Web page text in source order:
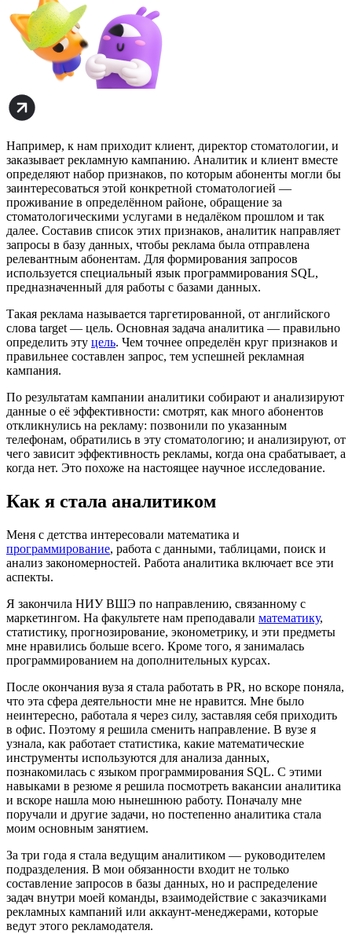
Например, к нам приходит клиент, директор стоматологии, и
заказывает рекламную кампанию. Аналитик и клиент вместе
определяют набор признаков, по которым абоненты могли бы
заинтересоваться этой конкретной стоматологией —
проживание в определённом районе, обращение за
стоматологическими услугами в недалёком прошлом и так
далее. Составив список этих признаков, аналитик направляет
запросы в базу данных, чтобы реклама была отправлена
релевантным абонентам. Для формирования запросов
используется специальный язык программирования SQL,
предназначенный для работы с базами данных.
Такая реклама называется таргетированной, от английского
слова target — цель. Основная задача аналитика — правильно
определить эту цель. Чем точнее определён круг признаков и
правильнее составлен запрос, тем успешней рекламная
кампания.
По результатам кампании аналитики собирают и анализируют
данные о её эффективности: смотрят, как много абонентов
откликнулись на рекламу: позвонили по указанным
телефонам, обратились в эту стоматологию; и анализируют, от
чего зависит эффективность рекламы, когда она срабатывает, а
когда нет. Это похоже на настоящее научное исследование.
Как я стала аналитиком
Меня с детства интересовали математика и
программирование, работа с данными, таблицами, поиск и
анализ закономерностей. Работа аналитика включает все эти
аспекты.
Я закончила НИУ ВШЭ по направлению, связанному с
маркетингом. На факультете нам преподавали математику,
статистику, прогнозирование, эконометрику, и эти предметы
мне нравились больше всего. Кроме того, я занималась
программированием на дополнительных курсах.
После окончания вуза я стала работать в PR, но вскоре поняла,
что эта сфера деятельности мне не нравится. Мне было
неинтересно, работала я через силу, заставляя себя приходить
в офис. Поэтому я решила сменить направление. В вузе я
узнала, как работает статистика, какие математические
инструменты используются для анализа данных,
познакомилась с языком программирования SQL. С этими
навыками в резюме я решила посмотреть вакансии аналитика
и вскоре нашла мою нынешнюю работу. Поначалу мне
поручали и другие задачи, но постепенно аналитика стала
моим основным занятием.
За три года я стала ведущим аналитиком — руководителем
подразделения. В мои обязанности входит не только
составление запросов в базы данных, но и распределение
задач внутри моей команды, взаимодействие с заказчиками
рекламных кампаний или аккаунт-менеджерами, которые
ведут этого рекламодателя.